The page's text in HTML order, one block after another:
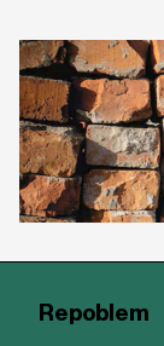
Repoblem